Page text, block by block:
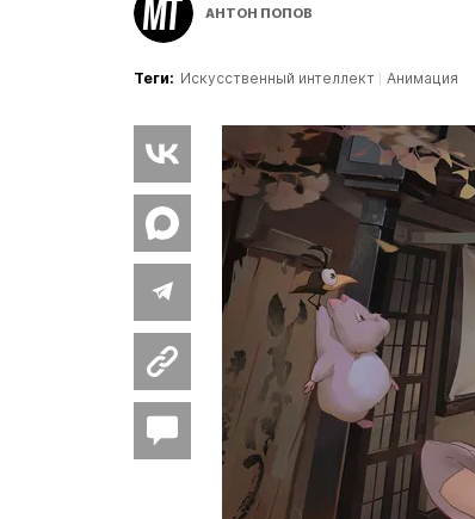
АНТОН ПОПОВ
Теги: Искусственный интеллект Анимация